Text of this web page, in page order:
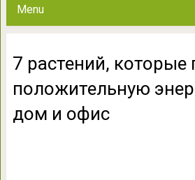
Menu
7 растений, которые
положительную
дом и офис